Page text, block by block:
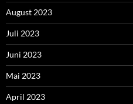
August 2023
Juli 2023
Juni 2023
Mai 2023
April 2023